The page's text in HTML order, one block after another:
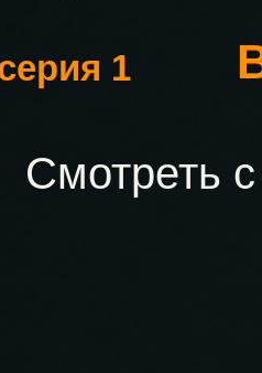
1
Смотреть с